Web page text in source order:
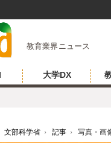
教育業界ニュース
大学DX
文部科学省 › 記事 › 写真・画